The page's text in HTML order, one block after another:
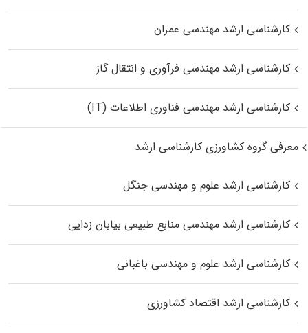
کارشناسی ارشد مهندسی عمران
کارشناسی ارشد مهندسی فرآوری و انتقال گاز
کارشناسی ارشد مهندسی فناوری اطلاعات (IT)
معرفی گروه کشاورزی کارشناسی ارشد
کارشناسی ارشد علوم و مهندسی جنگل
کارشناسی ارشد مهندسی منابع طبیعی بیابان زدایی
کارشناسی ارشد علوم و مهندسی باغبانی
کارشناسی ارشد اقتصاد کشاورزی